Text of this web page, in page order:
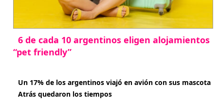
6 de cada 10 argentinos eligen alojamientos
“pet friendly”
Un 17% de los argentinos viajó en avión con sus mascota
Atrás quedaron los tiempos